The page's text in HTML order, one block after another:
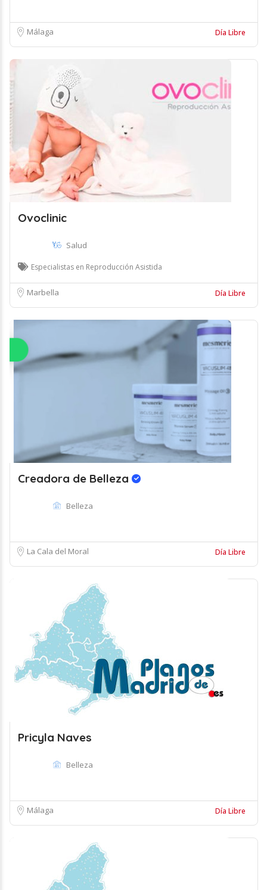
Málaga Día Libre
Ovoclinic
Salud
Especialistas en Reproducción Asistida
Marbella Día Libre
Creadora de Belleza
Belleza
La Cala del Moral Día Libre
Pricyla Naves
Belleza
Málaga Día Libre